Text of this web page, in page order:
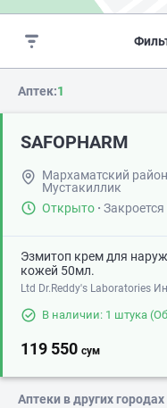
Аптек:1
SAFOPHARM
Мархаматский
Мустакиллик
Открыто · Закроется
Эзмитоп крем для
кожей 50мл.
Ltd Dr.Reddy's Laboratories
В наличии: 1 штука
119 550 сум
Аптеки в других городах